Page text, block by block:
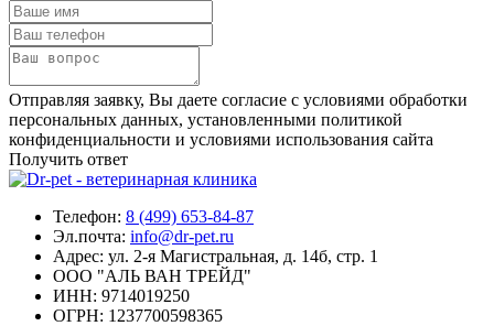
Отправляя заявку, Вы даете согласие с условиями обработки
персональных данных, установленными политикой
конфиденциальности и условиями использования сайта
Получить ответ
Телефон: 8 (499) 653-84-87
Эл.почта: info@dr-pet.ru
Адрес: ул. 2-я Магистральная, д. 14б, стр. 1
ООО "АЛЬ ВАН ТРЕЙД"
ИНН: 9714019250
ОГРН: 1237700598365